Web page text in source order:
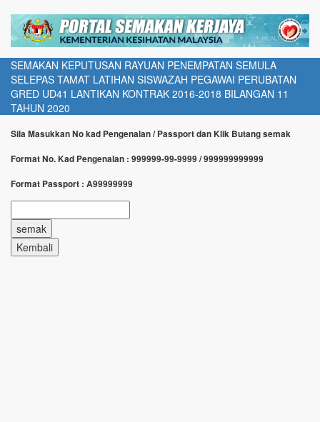
SEMAKAN KEPUTUSAN RAYUAN PENEMPATAN SEMULA
SELEPAS TAMAT LATIHAN SISWAZAH PEGAWAI PERUBATAN
GRED UD41 LANTIKAN KONTRAK 2016-2018 BILANGAN 11
TAHUN 2020
Sila Masukkan No kad Pengenalan / Passport dan Klik Butang semak
Format No. Kad Pengenalan : 999999-99-9999 / 999999999999
Format Passport : A99999999